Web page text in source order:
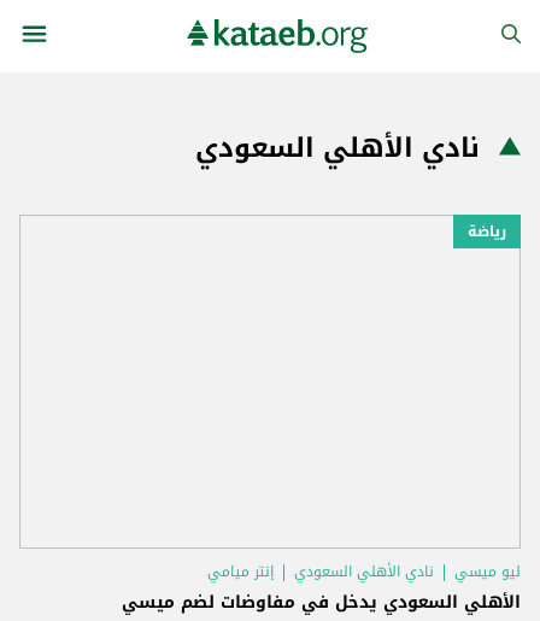
نادي الأهلي السعودي
رياضة
ليو ميسي نادي الأهلي السعودي إنتر ميامي
الأهلي السعودي يدخل في مفاوضات لضم ميسي